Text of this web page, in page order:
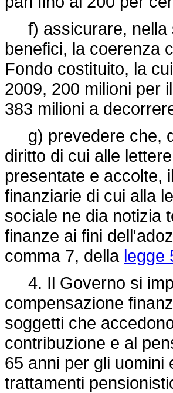
f) assicurare, nella
benefici, la coerenza
Fondo costituito, la
2009, 200 milioni per
383 milioni a
g) prevedere che,
diritto di cui alle
presentate e accolte,
finanziarie di cui alla
sociale ne dia notizia
finanze ai fini
comma 7, della legge
4. Il Governo si
compensazione
soggetti che
contribuzione e al
65 anni per gli uomini
trattamenti